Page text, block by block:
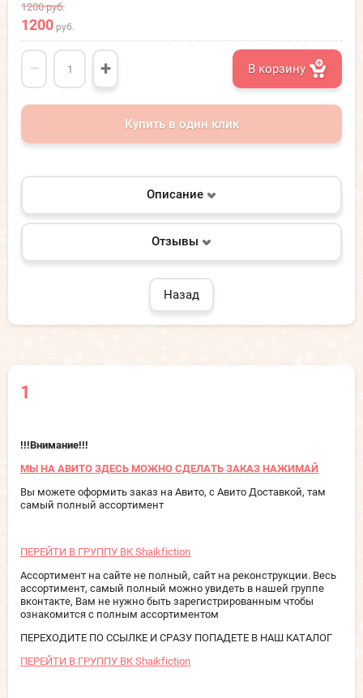
1
!!!Внимание!!!
МЫ НА АВИТО ЗДЕСЬ МОЖНО СДЕЛАТЬ ЗАКАЗ НАЖИМАЙ
Вы можете оформить заказ на Авито, с Авито Доставкой, там
самый полный ассортимент
ПЕРЕЙТИ В ГРУППУ ВК Shaikfiction
Ассортимент на сайте не полный, сайт на реконструкции. Весь
ассортимент, самый полный можно увидеть в нашей группе
вконтакте, Вам не нужно быть зарегистрированным чтобы
ознакомится с полным ассортиментом
ПЕРЕХОДИТЕ ПО ССЫЛКЕ И СРАЗУ ПОПАДЕТЕ В НАШ КАТАЛОГ
ПЕРЕЙТИ В ГРУППУ ВК Shaikfiction
1200руб.
1200 руб.
− + В корзину
Купить в один клик
Описание
Отзывы
Назад